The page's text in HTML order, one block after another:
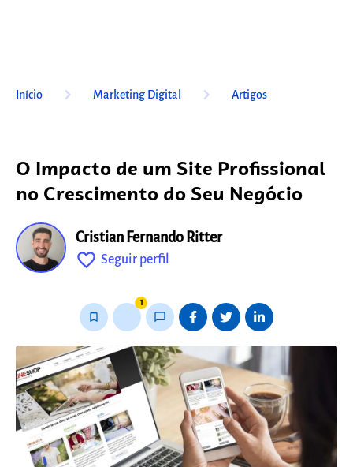
Início keyboard_arrow_right Marketing Digital keyboard_arrow_right Artigos
O Impacto de um Site Profissional
no Crescimento do Seu Negócio
Cristian Fernando Ritter
favorite_outline Seguir perfil
bookmark_border
1
chat_bubble_outline